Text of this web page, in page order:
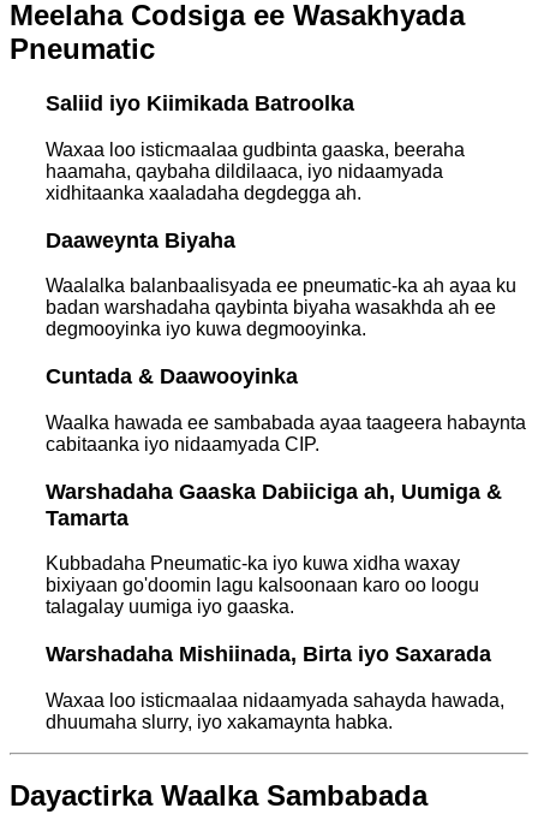
Meelaha Codsiga ee Wasakhyada
Pneumatic
Saliid iyo Kiimikada Batroolka
Waxaa loo isticmaalaa gudbinta gaaska, beeraha
haamaha, qaybaha dildilaaca, iyo nidaamyada
xidhitaanka xaaladaha degdegga ah.
Daaweynta Biyaha
Waalalka balanbaalisyada ee pneumatic-ka ah ayaa ku
badan warshadaha qaybinta biyaha wasakhda ah ee
degmooyinka iyo kuwa degmooyinka.
Cuntada & Daawooyinka
Waalka hawada ee sambabada ayaa taageera habaynta
cabitaanka iyo nidaamyada CIP.
Warshadaha Gaaska Dabiiciga ah, Uumiga &
Tamarta
Kubbadaha Pneumatic-ka iyo kuwa xidha waxay
bixiyaan go'doomin lagu kalsoonaan karo oo loogu
talagalay uumiga iyo gaaska.
Warshadaha Mishiinada, Birta iyo Saxarada
Waxaa loo isticmaalaa nidaamyada sahayda hawada,
dhuumaha slurry, iyo xakamaynta habka.
Dayactirka Waalka Sambabada